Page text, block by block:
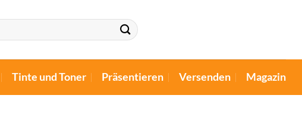
Tinte und Toner Präsentieren Versenden Magazin